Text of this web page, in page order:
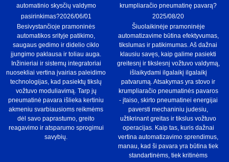
automatinio skysčių valdymo
pasirinkimas?2026/06/01
Besivystančioje pramoninės
automatikos srityje patikimo,
saugaus gedimo ir didelio ciklo
įjungimo paklausa ir toliau auga.
Inžinieriai ir sistemų integratoriai
nuosekliai vertina įvairias paleidimo
technologijas, kad pasiektų tikslų
vožtuvo moduliavimą. Tarp jų
pneumatinė pavara išlieka kertiniu
akmeniu svarbiausioms reikmėms
dėl savo paprastumo, greito
reagavimo ir atsparumo sprogimui
savybių.
krumpliaračio pneumatinę pavarą?
2025/08/20
Šiuolaikinėje pramoninėje
automatizavime būtina efektyvumas,
tikslumas ir patikimumas. Aš dažnai
klausiu savęs, kaip galime pasiekti
greitesnį ir tikslesnį vožtuvo valdymą,
išlaikydami ilgalaikį ilgalaikį
patvarumą. Atsakymas yra stovo ir
krumpliaračio pneumatinės pavaros
- įtaiso, skirto pneumatinei energijai
paversti mechaniniu judesiu,
užtikrinant greitas ir tikslus vožtuvo
operacijas. Kaip tas, kuris dažnai
vertina automatizavimo sprendimus,
manau, kad ši pavara yra būtina tiek
standartinėms, tiek kritinėms